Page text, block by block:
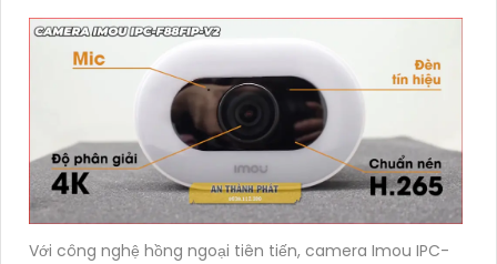
Với công nghệ hồng ngoại tiên tiến, camera Imou IPC-